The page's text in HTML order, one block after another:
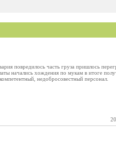
повредилось часть груза пришлось
начались хождения по мукам в итоге
недобросовестный персонал.